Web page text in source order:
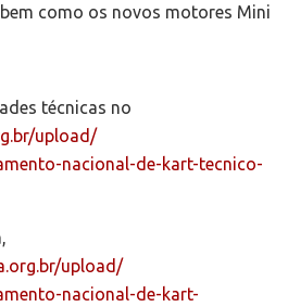
como os novos motores Mini
técnicas no
upload/
nacional-de-kart-tecnico-
upload/
nacional-de-kart-